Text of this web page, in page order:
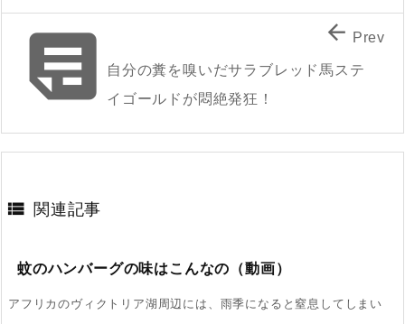

自分の糞を嗅いだサラブレッド馬ステ
イゴールドが悶絶発狂！
 Prev
 関連記事
蚊のハンバーグの味はこんなの（動画）
アフリカのヴィクトリア湖周辺には、雨季になると窒息してしまい